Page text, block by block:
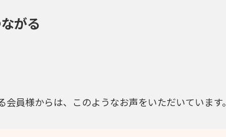
がる
員様からは、このようなお声をいただいています。